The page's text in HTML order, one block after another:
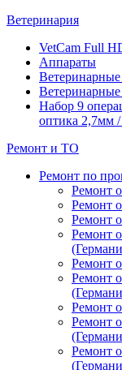
Ветеринария
VetCam Full
Аппараты
Набор 9
оптика 2,7мм /
Ремонт и ТО
Ремонт по
Ремонт
Ремонт
Ремонт
Ремонт
Ремонт
Ремонт
Ремонт
Ремонт
Ремонт